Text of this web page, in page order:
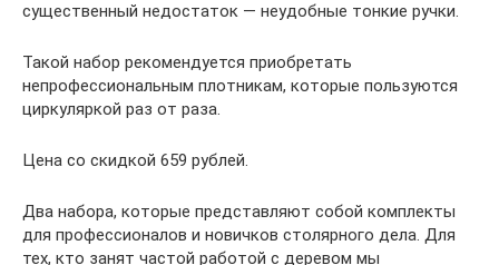
существенный недостаток — неудобные тонкие ручки.
Такой набор рекомендуется приобретать
непрофессиональным плотникам, которые пользуются
циркуляркой раз от раза.
Цена со скидкой 659 рублей.
Два набора, которые представляют собой комплекты
для профессионалов и новичков столярного дела. Для
тех, кто занят частой работой с деревом мы